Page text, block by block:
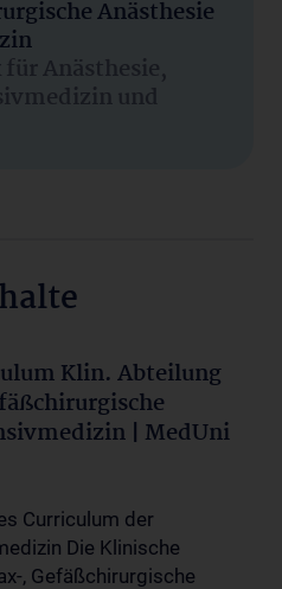
Anästhesie
Anästhesie,
und
Klin. Abteilung
| MedUni
Curriculum der
Die Klinische
, Gefäßchirurgische